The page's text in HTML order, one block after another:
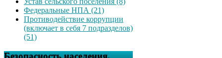
Федеральные НПА (21)
Противодействие коррупции
(включает в себя 7 подразделов)
(51)